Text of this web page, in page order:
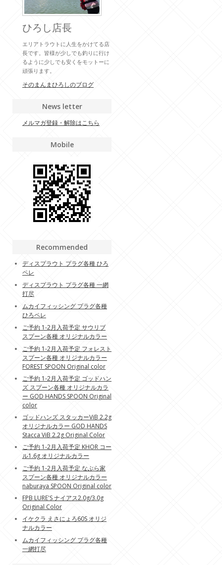
ひろし店長
エリアトラウトに人生をかけてる店
長です。皆様が少しでも釣りに行け
るように少しでも安くをモットーに
頑張ります。
そのまんまひろしのブログ
News letter
メルマガ登録・解除はこちら
Mobile
Recommended
ディスプラウト プラグ各種 ひろ
ペレ
ディスプラウト プラグ各種 一網
打尽
ムカイフィッシング プラグ各種
ひろペレ
ご予約 1-2月入荷予定 サウリブ
スプーン各種 オリジナルカラー
ご予約 1-2月入荷予定 フォレスト
スプーン各種 オリジナルカラー
FOREST SPOON Original color
ご予約 1-2月入荷予定 ゴッドハン
ズ スプーン各種 オリジナルカラ
ー GOD HANDS SPOON Original
color
ゴッドハンズ スタッカーViB 2.2g
オリジナルカラー GOD HANDS
Stacca ViB 2.2g Original Color
ご予約 1-2月入荷予定 KHOR コー
ル1.6g オリジナルカラー
ご予約 1-2月入荷予定 なぶら家
スプーン各種 オリジナルカラー
naburaya SPOON Original color
FPB LURE'S ナイアス2.0g/3.0g
Original Color
イケクラ えさにょろ60S オリジ
ナルカラー
ムカイフィッシング プラグ各種
一網打尽